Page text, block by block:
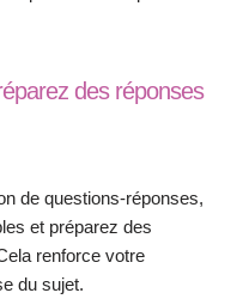
des réponses
de questions-réponses,
et préparez des
renforce votre
du sujet.